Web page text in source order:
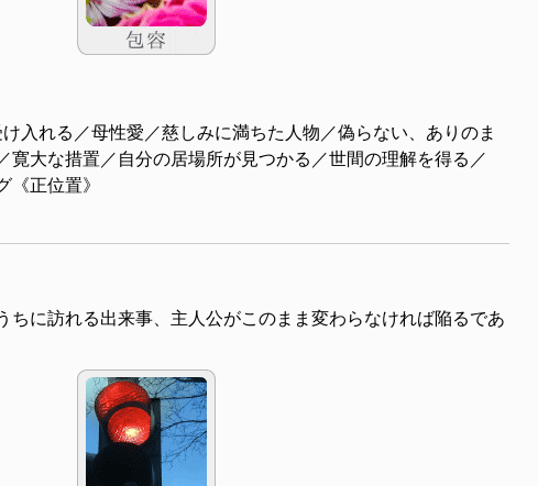
入れる／母性愛／慈しみに満ちた人物／偽らない、ありのま
寛大な措置／自分の居場所が見つかる／世間の理解を得る／
《正位置》
ちに訪れる出来事、主人公がこのまま変わらなければ陥るであ